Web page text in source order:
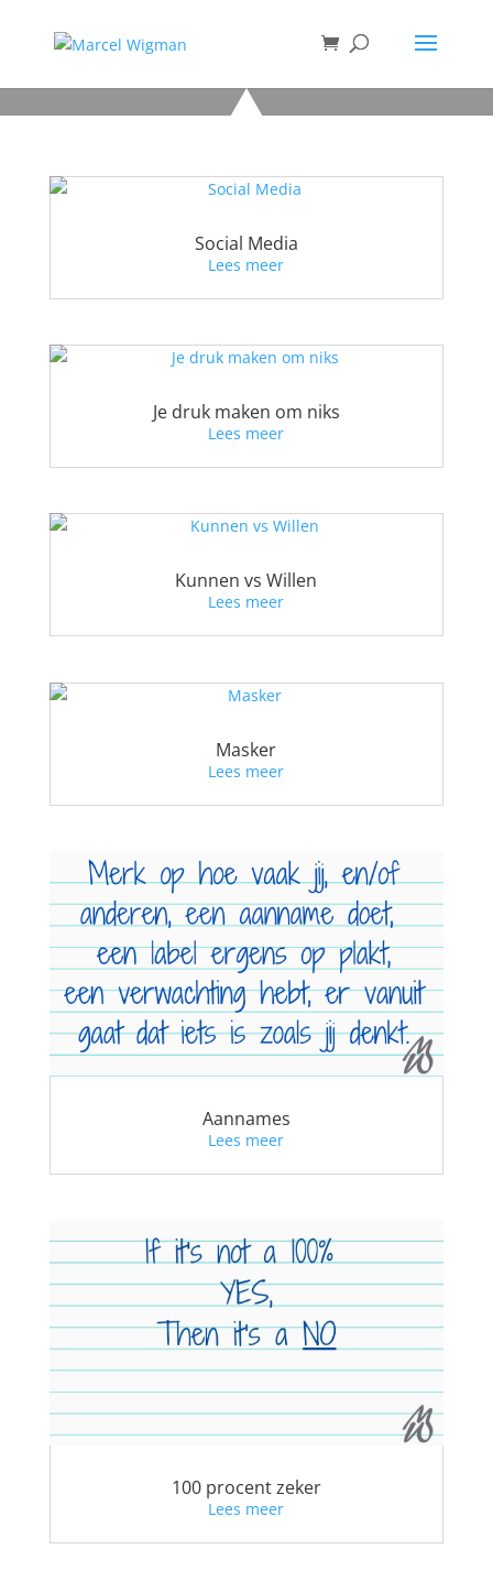
Social Media
Lees meer
Je druk maken om niks
Lees meer
Kunnen vs Willen
Lees meer
Masker
Lees meer
Aannames
Lees meer
100 procent zeker
Lees meer